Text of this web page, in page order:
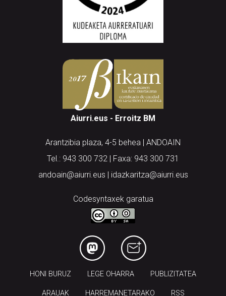
Aiurri.eus - Erroitz BM
Arantzibia plaza, 4-5 behea | ANDOAIN
Tel.: 943 300 732 | Faxa: 943 300 731
andoain@aiurri.eus | idazkaritza@aiurri.eus
Codesyntaxek garatua
HONI BURUZ LEGE OHARRA PUBLIZITATEA
ARAUAK HARREMANETARAKO RSS